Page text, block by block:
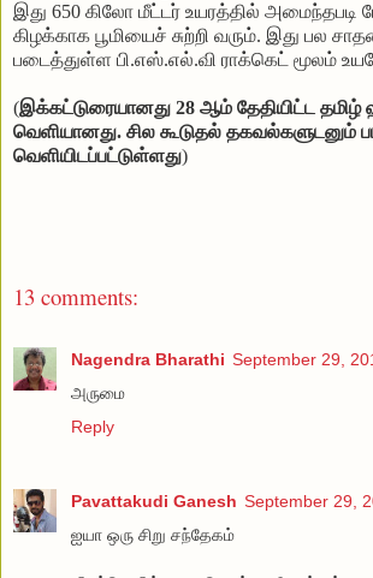
இது 650 கிலோ மீட்டர் உயரத்தில் அமைந்தபடி
கிழக்காக பூமியைச் சுற்றி வரும். இது பல
படைத்துள்ள பி.எஸ்.எல்.வி ராக்கெட் மூலம்
(இக்கட்டுரையானது 28 ஆம் தேதியிட்ட தமிழ்
வெளியானது. சில கூடுதல் தகவல்களுடனும்
வெளியிடப்பட்டுள்ளது)
13 comments:
Nagendra Bharathi September 29,
அருமை
Reply
Pavattakudi Ganesh September 29,
ஐயா ஒரு சிறு சந்தேகம்